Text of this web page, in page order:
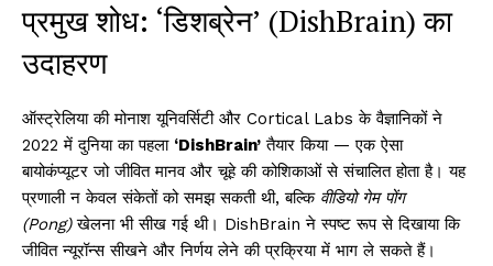
प्रमुख शोध: ‘डिशब्रेन’ (DishBrain) का
उदाहरण
ऑस्ट्रेलिया की मोनाश यूनिवर्सिटी और Cortical Labs के वैज्ञानिकों ने
2022 में दुनिया का पहला ‘DishBrain’ तैयार किया — एक ऐसा
बायोकंप्यूटर जो जीवित मानव और चूहे की कोशिकाओं से संचालित होता है। यह
प्रणाली न केवल संकेतों को समझ सकती थी, बल्कि वीडियो गेम पोंग
(Pong)खेलना भी सीख गई थी। DishBrain ने स्पष्ट रूप से दिखाया कि
जीवित न्यूरॉन्स सीखने और निर्णय लेने की प्रक्रिया में भाग ले सकते हैं।